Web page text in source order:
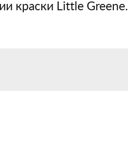
краски Little Greene.